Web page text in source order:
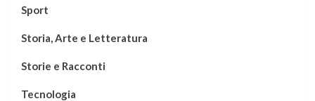
Sport
Storia, Arte e Letteratura
Storie e Racconti
Tecnologia